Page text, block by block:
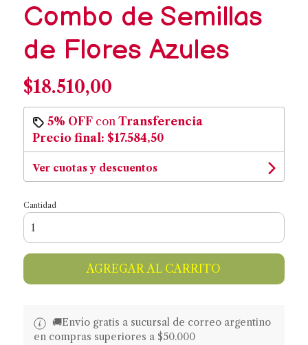
Combo de Semillas
de Flores Azules
$18.510,00
5% OFFcon Transferencia
Precio final: $17.584,50
Ver cuotas y descuentos
Cantidad
AGREGAR AL CARRITO
🚚​​Envío gratis a sucursal de correo argentino
en compras superiores a $50.000